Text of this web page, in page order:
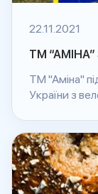
22.11.2021
ТМ
ТМ "Аміна"
України з